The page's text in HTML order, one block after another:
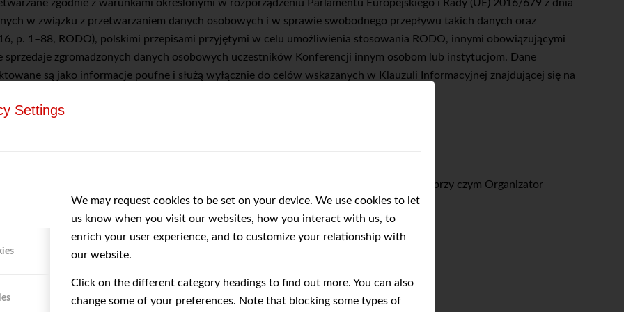
Settings
We may request cookies to be set on your device. We use cookies to let
us know when you visit our websites, how you interact with us, to
enrich your user experience, and to customize your relationship with
our website.
Click on the different category headings to find out more. You can also
change some of your preferences. Note that blocking some types of
zgodnie z warunkami określonymi w rozporządzeniu Parlamentu Europejskiego i Rady (UE) 2016/679 z dnia
w związku z przetwarzaniem danych osobowych i w sprawie swobodnego przepływu takich danych oraz
p. 1–88, RODO), polskimi przepisami przyjętymi w celu umożliwienia stosowania RODO, innymi obowiązującymi
sprzedaje zgromadzonych danych osobowych uczestników Konferencji innym osobom lub instytucjom. Dane
są jako informacje poufne i służą wyłącznie do celów wskazanych w Klauzuli Informacyjnej znajdującej się na
załącznik nr 1 do Regulaminu.
dysponuje łącznie:
tablet z dostępem do Internetu z zalecaną przepustowością minimum 6Mbps, przy czym Organizator
urządzeniach typu smartfon.
Opera, Safari w wersjach aktualnych na dzień uczestniczenia w Konferencji.
zapisywania tzw. cookies przez przeglądarkę.